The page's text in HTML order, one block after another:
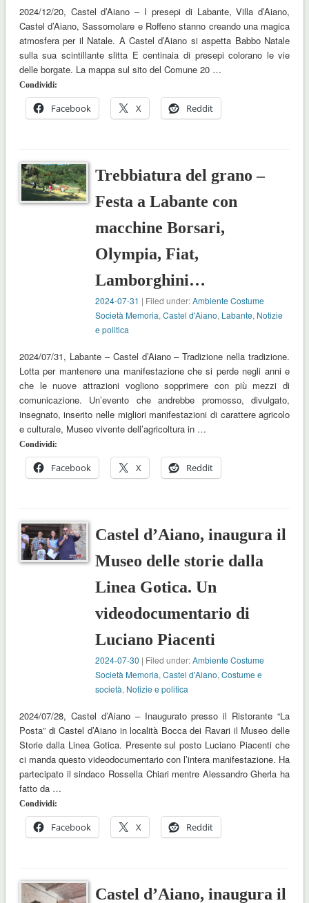
2024/12/20, Castel d’Aiano – I presepi di Labante, Villa d’Aiano,
Castel d’Aiano, Sassomolare e Roffeno stanno creando una magica
atmosfera per il Natale. A Castel d’Aiano si aspetta Babbo Natale
sulla sua scintillante slitta E centinaia di presepi colorano le vie
delle borgate. La mappa sul sito del Comune 20 …
Condividi:
Facebook X Reddit
Trebbiatura del grano –
Festa a Labante con
macchine Borsari,
Olympia, Fiat,
Lamborghini…
2024-07-31 | Filed under:Ambiente Costume
Società Memoria,Castel d'Aiano, Labante, Notizie
e politica
2024/07/31, Labante – Castel d’Aiano – Tradizione nella tradizione.
Lotta per mantenere una manifestazione che si perde negli anni e
che le nuove attrazioni vogliono sopprimere con più mezzi di
comunicazione. Un’evento che andrebbe promosso, divulgato,
insegnato, inserito nelle migliori manifestazioni di carattere agricolo
e culturale, Museo vivente dell’agricoltura in …
Condividi:
Facebook X Reddit
Castel d’Aiano, inaugura il
Museo delle storie dalla
Linea Gotica. Un
videodocumentario di
Luciano Piacenti
2024-07-30 | Filed under:Ambiente Costume
Società Memoria,Castel d'Aiano,Costume e
società, Notizie e politica
2024/07/28, Castel d’Aiano – Inaugurato presso il Ristorante “La
Posta” di Castel d’Aiano in località Bocca dei Ravari il Museo delle
Storie dalla Linea Gotica. Presente sul posto Luciano Piacenti che
ci manda questo videodocumentario con l’intera manifestazione. Ha
partecipato il sindaco Rossella Chiari mentre Alessandro Gherla ha
fatto da …
Condividi:
Facebook X Reddit
Castel d’Aiano, inaugura il